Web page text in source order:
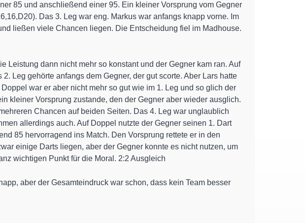
85 und anschließend einer 95. Ein kleiner Vorsprung vom Gegner
Das 3. Leg war eng. Markus war anfangs knapp vorne. Im
ließen viele Chancen liegen. Die Entscheidung fiel im Madhouse.
Leistung dann nicht mehr so konstant und der Gegner kam ran. Auf
Leg gehörte anfangs dem Gegner, der gut scorte. Aber Lars hatte
war er aber nicht mehr so gut wie im 1. Leg und so glich der
kleiner Vorsprung zustande, den der Gegner aber wieder ausglich.
Chancen auf beiden Seiten. Das 4. Leg war unglaublich
allerdings auch. Auf Doppel nutzte der Gegner seinen 1. Dart
85 hervorragend ins Match. Den Vorsprung rettete er in den
einige Darts liegen, aber der Gegner konnte es nicht nutzen, um
wichtigen Punkt für die Moral. 2:2 Ausgleich
aber der Gesamteindruck war schon, dass kein Team besser